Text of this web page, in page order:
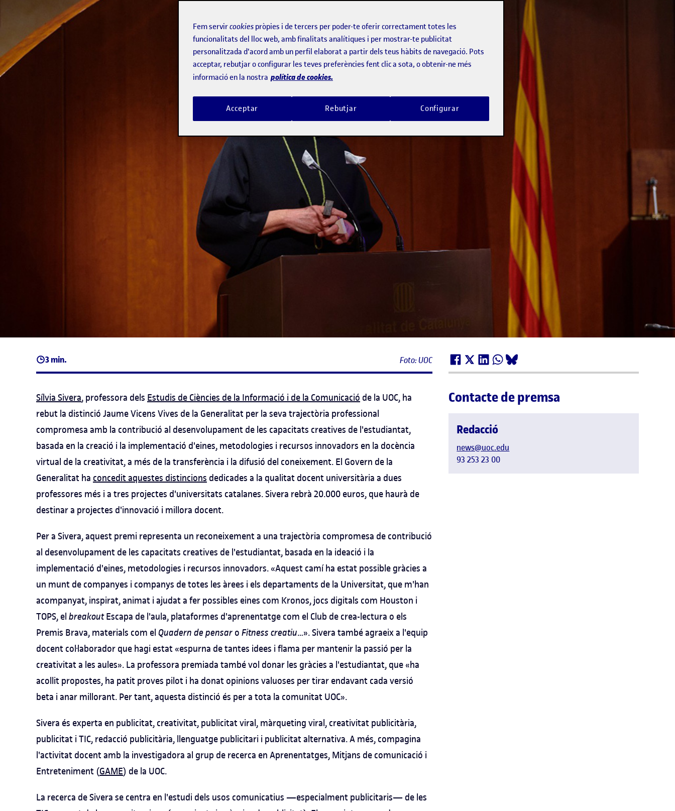
3 min. Foto: UOC
Sílvia Sivera, professora dels Estudis de Ciències de la Informació i de la Comunicació de la UOC, ha
rebut la distinció Jaume Vicens Vives de la Generalitat per la seva trajectòria professional
compromesa amb la contribució al desenvolupament de les capacitats creatives de l'estudiantat,
basada en la creació i la implementació d'eines, metodologies i recursos innovadors en la docència
virtual de la creativitat, a més de la transferència i la difusió del coneixement. El Govern de la
Generalitat ha concedit aquestes distincions dedicades a la qualitat docent universitària a dues
professores més i a tres projectes d'universitats catalanes. Sivera rebrà 20.000 euros, que haurà de
destinar a projectes d'innovació i millora docent.
Per a Sivera, aquest premi representa un reconeixement a una trajectòria compromesa de contribució
al desenvolupament de les capacitats creatives de l'estudiantat, basada en la ideació i la
implementació d'eines, metodologies i recursos innovadors. «Aquest camí ha estat possible gràcies a
un munt de companyes i companys de totes les àrees i els departaments de la Universitat, que m'han
acompanyat, inspirat, animat i ajudat a fer possibles eines com Kronos, jocs digitals com Houston i
TOPS, el breakoutEscapa de l'aula, plataformes d'aprenentatge com el Club de crea-lectura o els
Premis Brava, materials com el Quadern de pensar o Fitness creatiu…». Sivera també agraeix a l'equip
docent col·laborador que hagi estat «espurna de tantes idees i flama per mantenir la passió per la
creativitat a les aules». La professora premiada també vol donar les gràcies a l'estudiantat, que «ha
acollit propostes, ha patit proves pilot i ha donat opinions valuoses per tirar endavant cada versió
beta i anar millorant. Per tant, aquesta distinció és per a tota la comunitat UOC».
Sivera és experta en publicitat, creativitat, publicitat viral, màrqueting viral, creativitat publicitària,
publicitat i TIC, redacció publicitària, llenguatge publicitari i publicitat alternativa. A més, compagina
l'activitat docent amb la investigadora al grup de recerca en Aprenentatges, Mitjans de comunicació i
Entreteniment (GAME) de la UOC.
La recerca de Sivera se centra en l'estudi dels usos comunicatius —​​‍especialment publicitaris​​‍— de les
Contacte de premsa
Redacció
news@uoc.edu
93 253 23 00
Fem servircookies pròpies i de tercers per poder-te oferir correctament totes les
funcionalitats del lloc web, amb finalitats analítiques i per mostrar-te publicitat
personalitzada d'acord amb un perfil elaborat a partir dels teus hàbits de navegació. Pots
acceptar, rebutjar o configurar les teves preferències fent clic a sota, o obtenir-ne més
informació en la nostra política de cookies.
Rebutjar
Acceptar Configurar